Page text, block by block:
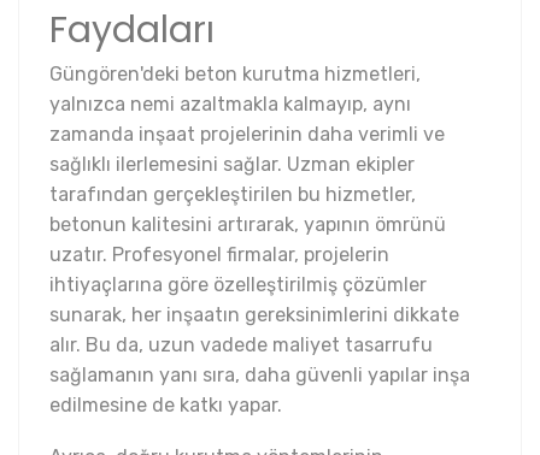
Faydaları
Güngören'deki beton kurutma hizmetleri,
yalnızca nemi azaltmakla kalmayıp, aynı
zamanda inşaat projelerinin daha verimli ve
sağlıklı ilerlemesini sağlar. Uzman ekipler
tarafından gerçekleştirilen bu hizmetler,
betonun kalitesini artırarak, yapının ömrünü
uzatır. Profesyonel firmalar, projelerin
ihtiyaçlarına göre özelleştirilmiş çözümler
sunarak, her inşaatın gereksinimlerini dikkate
alır. Bu da, uzun vadede maliyet tasarrufu
sağlamanın yanı sıra, daha güvenli yapılar inşa
edilmesine de katkı yapar.